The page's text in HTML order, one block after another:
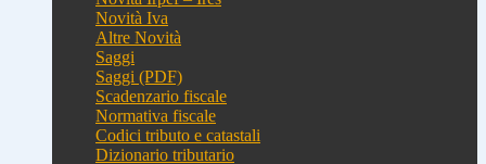
Novità Iva
Altre Novità
Saggi
Saggi (PDF)
Scadenzario fiscale
Normativa fiscale
Codici tributo e catastali
Dizionario tributario